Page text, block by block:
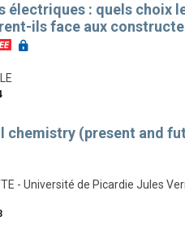
électriques : quels choix
ils face aux
chemistry (present and
- Université de Picardie Jules